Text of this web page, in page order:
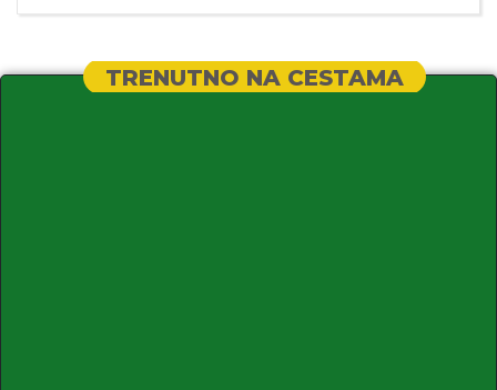
TRENUTNO NA CESTAMA